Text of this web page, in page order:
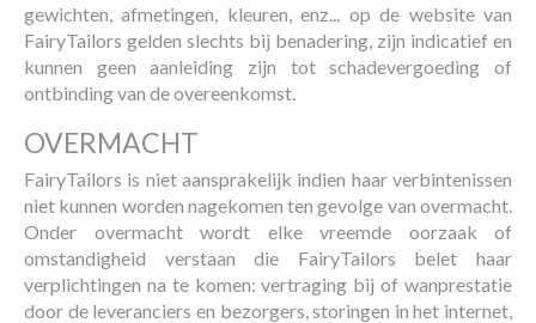
gewichten, afmetingen, kleuren, enz... op de website van
FairyTailors gelden slechts bij benadering, zijn indicatief en
kunnen geen aanleiding zijn tot schadevergoeding of
ontbinding van de overeenkomst.
OVERMACHT
FairyTailors is niet aansprakelijk indien haar verbintenissen
niet kunnen worden nagekomen ten gevolge van overmacht.
Onder overmacht wordt elke vreemde oorzaak of
omstandigheid verstaan die FairyTailors belet haar
verplichtingen na te komen: vertraging bij of wanprestatie
door de leveranciers en bezorgers, storingen in het internet,